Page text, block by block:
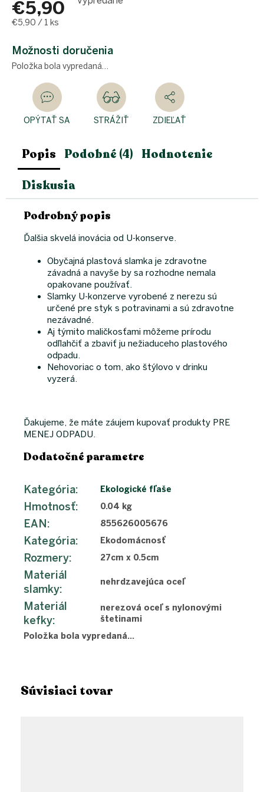
€5,90
Jednotková
€5,90 / 1 ks
Možnosti doručenia
Položka bola vypredaná…
OPÝTAŤ SA STRÁŽIŤ ZDIEĽAŤ
Súvisiaci tovar
Popis Podobné (4) Hodnotenie
Diskusia
Podrobný popis
Ďalšia skvelá inovácia od U-konserve.
Obyčajná plastová slamka je zdravotne
závadná a navyše by sa rozhodne nemala
opakovane používať.
Slamky U-konzerve vyrobené z nerezu sú
určené pre styk s potravinami a sú zdravotne
nezávadné.
Aj týmito maličkosťami môžeme prírodu
odľlahčiť a zbaviť ju nežiaduceho plastového
odpadu.
Nehovoriac o tom, ako štýlovo v drinku
vyzerá.
Ďakujeme, že máte záujem kupovať produkty PRE
MENEJ ODPADU.
Dodatočné parametre
Kategória: Ekologické fľaše
Hmotnosť: 0.04 kg
EAN: 855626005676
Kategória: Ekodomácnosť
Rozmery: 27cm x 0.5cm
Materiál
slamky:
nehrdzavejúca oceľ
Materiál
kefky:
nerezová oceľ s nylonovými
štetinami
Položka bola vypredaná…